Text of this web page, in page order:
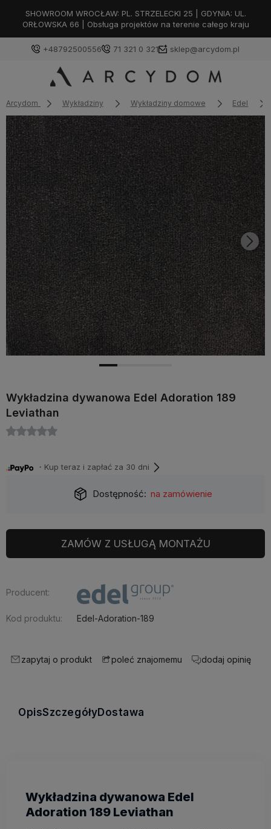
SHOWROOM WROCŁAW: PL. STRZELECKI 25 | GDYNIA: UL.
ORŁOWSKA 66 | Obsługa projektów na terenie całego kraju
+48792500556 71 321 0 321 sklep@arcydom.pl
Arcydom Wykładziny Wykładziny domowe Edel
Wykładzina dywanowa Edel Adoration 189
Leviathan
・Kup teraz i zapłać za 30 dni
Dostępność: na zamówienie
ZAMÓW Z USŁUGĄ MONTAŻU
Producent:
Kod produktu: Edel-Adoration-189
zapytaj o produkt poleć znajomemu dodaj opinię
OpisSzczegółyDostawa
Wykładzina dywanowa Edel
Adoration 189 Leviathan